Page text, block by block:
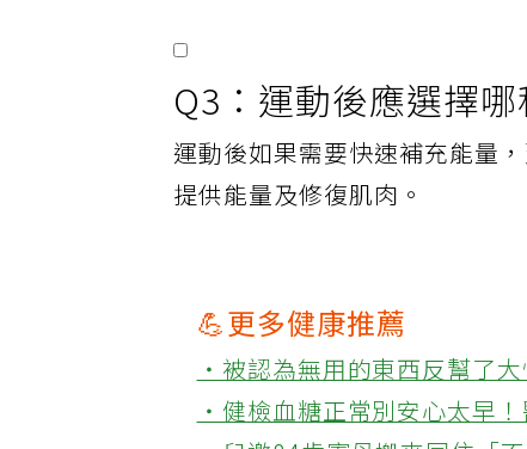
Q3：運動後應選擇
運動後如果需要快速補充能量
提供能量及修復肌肉。
💪更多健康推薦
‧被認為無用的東西反幫了
‧健檢血糖正常別安心太早